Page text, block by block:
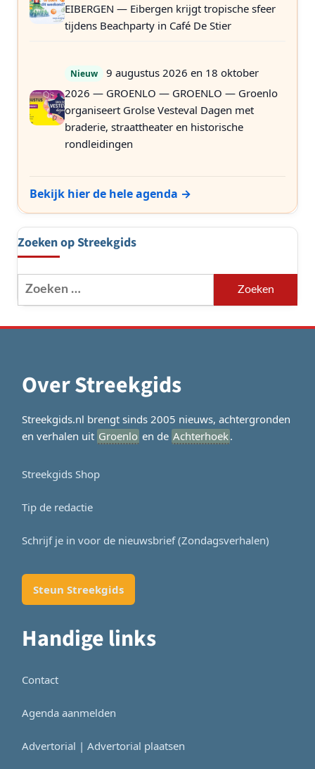
EIBERGEN — Eibergen krijgt tropische sfeer
tijdens Beachparty in Café De Stier
Nieuw
9 augustus 2026 en 18 oktober
2026 — GROENLO — GROENLO — Groenlo
organiseert Grolse Vesteval Dagen met
braderie, straattheater en historische
rondleidingen
Bekijk hier de hele agenda →
Zoeken op Streekgids
Zoeken
naar:
Over Streekgids
Streekgids.nl brengt sinds 2005 nieuws, achtergronden
en verhalen uit Groenlo en de Achterhoek.
Streekgids Shop
Tip de redactie
Schrijf je in voor de nieuwsbrief (Zondagsverhalen)
Steun Streekgids
Handige links
Contact
Agenda aanmelden
Advertorial | Advertorial plaatsen